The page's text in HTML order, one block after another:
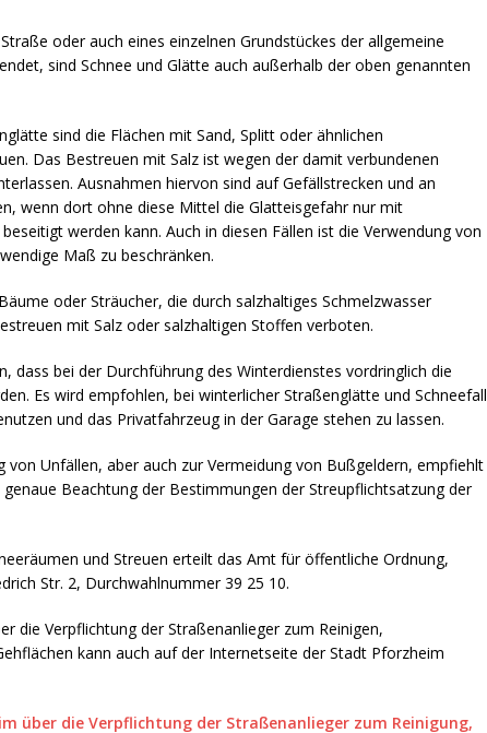
oder auch eines einzelnen Grundstückes der allgemeine
sind Schnee und Glätte auch außerhalb der oben genannten
sind die Flächen mit Sand, Splitt oder ähnlichen
Das Bestreuen mit Salz ist wegen der damit verbundenen
Ausnahmen hiervon sind auf Gefällstrecken und an
wenn dort ohne diese Mittel die Glatteisgefahr nur mit
werden kann. Auch in diesen Fällen ist die Verwendung von
Maß zu beschränken.
oder Sträucher, die durch salzhaltiges Schmelzwasser
mit Salz oder salzhaltigen Stoffen verboten.
dass bei der Durchführung des Winterdienstes vordringlich die
Es wird empfohlen, bei winterlicher Straßenglätte und Schneefall
und das Privatfahrzeug in der Garage stehen zu lassen.
von Unfällen, aber auch zur Vermeidung von Bußgeldern, empfiehlt
Beachtung der Bestimmungen der Streupflichtsatzung der
und Streuen erteilt das Amt für öffentliche Ordnung,
Str. 2, Durchwahlnummer 39 25 10.
die Verpflichtung der Straßenanlieger zum Reinigen,
kann auch auf der Internetseite der Stadt Pforzheim
über die Verpflichtung der Straßenanlieger zum Reinigung,